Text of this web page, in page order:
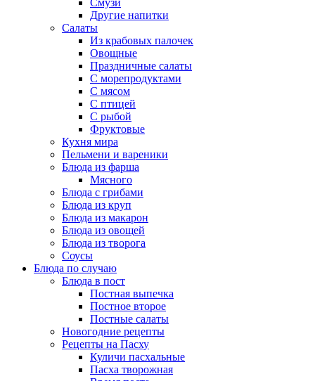
Смузи
Другие напитки
Салаты
Из крабовых палочек
Овощные
Праздничные салаты
С морепродуктами
С мясом
С птицей
С рыбой
Фруктовые
Кухня мира
Пельмени и вареники
Блюда из фарша
Мясного
Блюда с грибами
Блюда из круп
Блюда из макарон
Блюда из овощей
Блюда из творога
Соусы
Блюда по случаю
Блюда в пост
Постная выпечка
Постное второе
Постные салаты
Новогодние рецепты
Рецепты на Пасху
Куличи пасхальные
Пасха творожная